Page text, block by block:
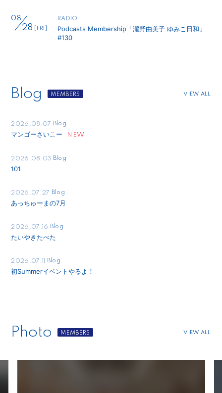
08
28 [FRI]
RADIO
Podcasts Membership「瀧野由美子 ゆみこ日和」
#130
Blog VIEW ALL
2026.08.07 Blog
マンゴーさいこー
2026.08.03 Blog
101
2026.07.27 Blog
あっちゅーまの7月
2026.07.16 Blog
たいやきたべた
2026.07.11 Blog
初Summerイベントやるよ！
Photo VIEW ALL